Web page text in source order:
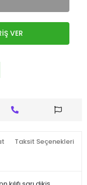
VER
Taksit Seçenekleri